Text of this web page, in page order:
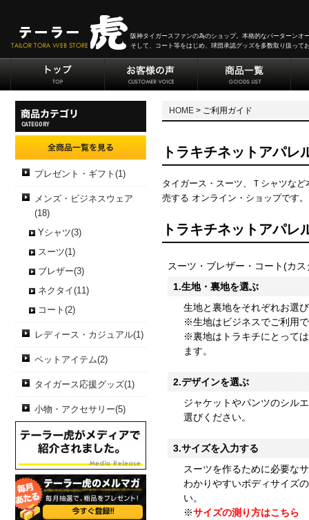
阪神タイガースファンの為のショップ。本格的なパーターンオ
そして、コート等をはじめ、球団承認グッズを多数取り扱って
プレゼント・ギフト(1)
メンズ・ビジネスウェア
(18)
Yシャツ(3)
スーツ(1)
ブレザー(3)
ネクタイ(11)
コート(2)
レディース・カジュアル(1)
ペットアイテム(2)
タイガース応援グッズ(1)
小物・アクセサリー(5)
HOME > ご利用ガイド
トラキチネットアパレ
タイガース・スーツ、Ｔシャツな
売する オンライン・ショップです
トラキチネットアパレ
スーツ・ブレザー・コート(カ
1.生地・裏地を選ぶ
生地と裏地をそれぞれお選
※生地はビジネスでご利用
※裏地はトラキチにとって
ます。
2.デザインを選ぶ
ジャケットやパンツのシル
選びください。
3.サイズを入力する
スーツを作るために必要な
わかりやすいボディサイズ
い。
※サイズの測り方はこちら